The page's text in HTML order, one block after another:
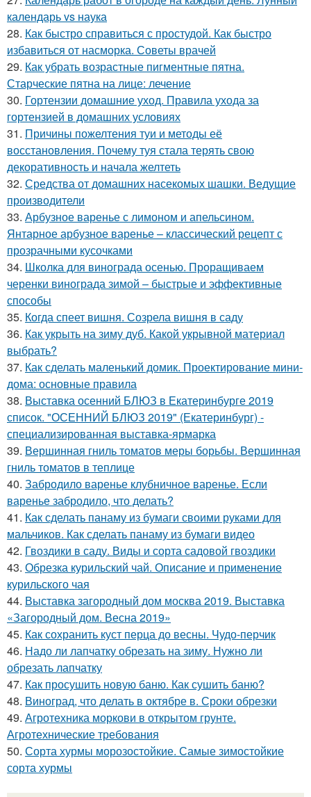
календарь vs наука
28. Как быстро справиться с простудой. Как быстро
избавиться от насморка. Советы врачей
29. Как убрать возрастные пигментные пятна.
Старческие пятна на лице: лечение
30. Гортензии домашние уход. Правила ухода за
гортензией в домашних условиях
31. Причины пожелтения туи и методы её
восстановления. Почему туя стала терять свою
декоративность и начала желтеть
32. Средства от домашних насекомых шашки. Ведущие
производители
33. Арбузное варенье с лимоном и апельсином.
Янтарное арбузное варенье – классический рецепт с
прозрачными кусочками
34. Школка для винограда осенью. Проращиваем
черенки винограда зимой – быстрые и эффективные
способы
35. Когда спеет вишня. Созрела вишня в саду
36. Как укрыть на зиму дуб. Какой укрывной материал
выбрать?
37. Как сделать маленький домик. Проектирование мини-
дома: основные правила
38. Выставка осенний БЛЮЗ в Екатеринбурге 2019
список. "ОСЕННИЙ БЛЮЗ 2019" (Екатеринбург) -
специализированная выставка-ярмарка
39. Вершинная гниль томатов меры борьбы. Вершинная
гниль томатов в теплице
40. Забродило варенье клубничное варенье. Если
варенье забродило, что делать?
41. Как сделать панаму из бумаги своими руками для
мальчиков. Как сделать панаму из бумаги видео
42. Гвоздики в саду. Виды и сорта садовой гвоздики
43. Обрезка курильский чай. Описание и применение
курильского чая
44. Выставка загородный дом москва 2019. Выставка
«Загородный дом. Весна 2019»
45. Как сохранить куст перца до весны. Чудо-перчик
46. Надо ли лапчатку обрезать на зиму. Нужно ли
обрезать лапчатку
47. Как просушить новую баню. Как сушить баню?
48. Виноград, что делать в октябре в. Сроки обрезки
49. Агротехника моркови в открытом грунте.
Агротехнические требования
50. Сорта хурмы морозостойкие. Самые зимостойкие
сорта хурмы